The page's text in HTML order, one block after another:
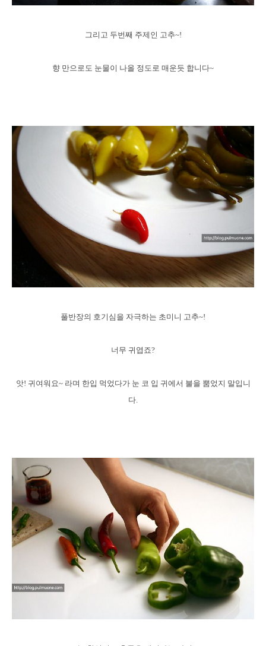
그리고 두번째 주제인 고추~!
향 만으로도 눈물이 나올 정도로 매운듯 합니다~
풀반장의 호기심을 자극하는 초미니 고추~!
너무 귀엽죠?
앗! 귀여워요~ 라며 한입 먹었다가 눈 코 입 귀에서 불을 뿜었지 말입니
다.